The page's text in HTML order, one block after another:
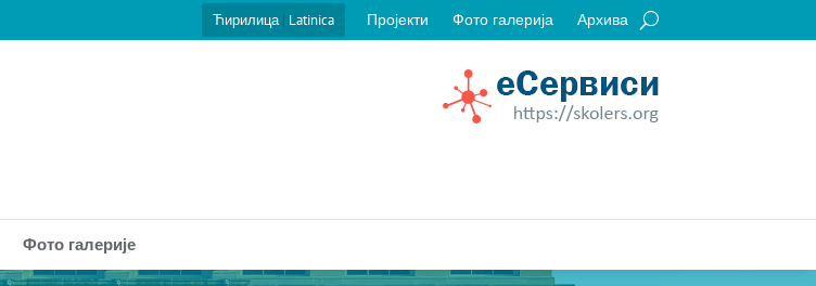
Пројекти Фото галерија Архива
Ћирилица| Latinica
Фото галерије